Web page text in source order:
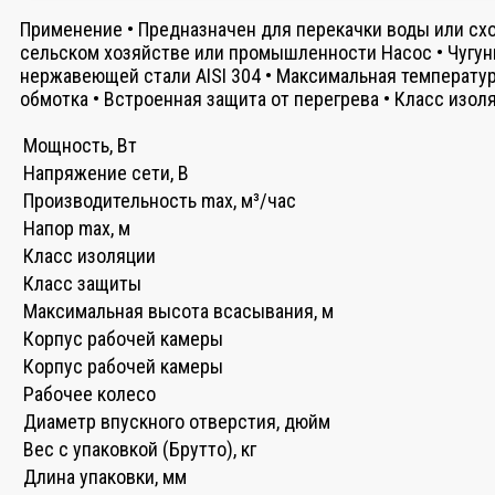
Применение • Предназначен для перекачки воды или
сельском хозяйстве или промышленности Насос •
нержавеющей стали AISI 304 • Максимальная
обмотка • Встроенная защита от перегрева • Класс
Мощность, Вт
Напряжение сети, В
Производительность max, м³/час
Напор max, м
Класс изоляции
Класс защиты
Максимальная высота всасывания, м
Корпус рабочей камеры
Корпус рабочей камеры
Рабочее колесо
Диаметр впускного отверстия, дюйм
Вес с упаковкой (Брутто), кг
Длина упаковки, мм